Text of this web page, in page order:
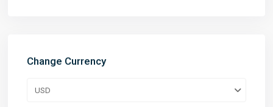
Change Currency
USD